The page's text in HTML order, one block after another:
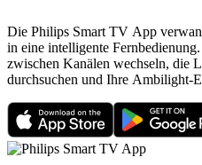
Die Philips Smart TV App
in eine intelligente
zwischen Kanälen wechseln, die
durchsuchen und Ihre Ambilight-